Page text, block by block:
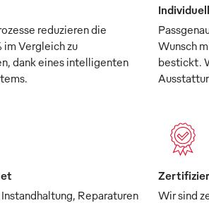
reduzieren die
Vergleich zu
dank eines intelligenten
Individuell
Wunsch
bestickt.
Reparaturen
Wir sind